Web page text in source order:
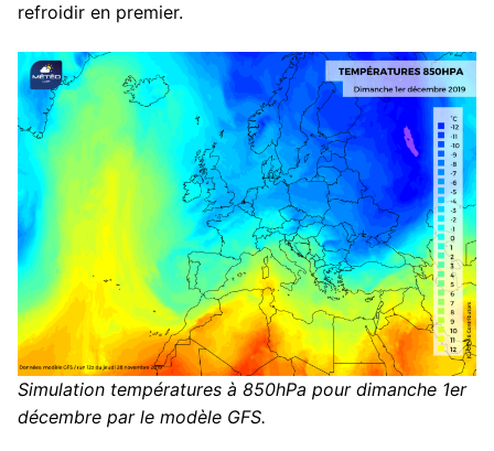
refroidir en premier.
Simulation températures à 850hPa pour dimanche 1er
décembre par le modèle GFS.